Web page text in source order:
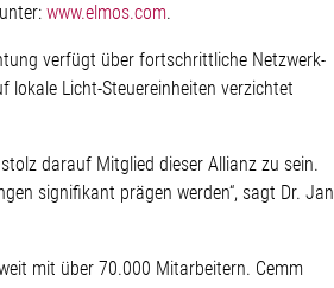
www.elmos.com.
verfügt über fortschrittliche Netzwerk-
Licht-Steuereinheiten verzichtet
darauf Mitglied dieser Allianz zu sein.
signifikant prägen werden“, sagt Dr. Jan
mit über 70.000 Mitarbeitern. Cemm